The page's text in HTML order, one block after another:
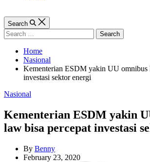
Search
Search
for:
Home
Nasional
Kementerian ESDM yakin UU omnibus
investasi sektor energi
Categories
Nasional
Kementerian ESDM yakin
law bisa percepat investasi
By Benny
February 23, 2020